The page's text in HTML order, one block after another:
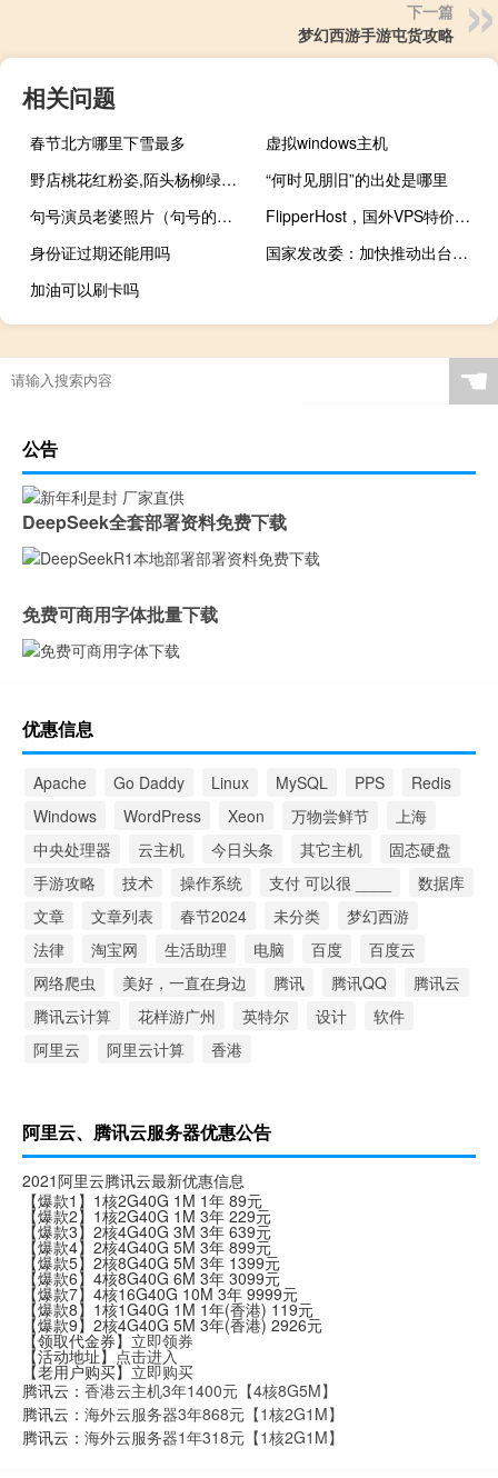
下一篇
梦幻西游手游屯货攻略
相关问题
春节北方哪里下雪最多
虚拟windows主机
野店桃花红粉姿,陌头杨柳绿烟丝的意思（野店）
“何时见朋旧”的出处是哪里
句号演员老婆照片（句号的老婆叫什么名字）
FlipperHost，国外VPS特价优惠/稳定建站VPS云服务器，美国洛杉矶/迈阿密/荷兰机房，KVM/OVZ/1Gbps带宽$29/年
身份证过期还能用吗
国家发改委：加快推动出台更大力度吸引外资的综合性政策措施
加油可以刷卡吗
☚
公告
DeepSeek全套部署资料免费下载
免费可商用字体批量下载
优惠信息
Apache Go Daddy Linux MySQL PPS
Redis
Windows
WordPress Xeon 万物尝鲜节
上海
中央处理器
云主机 今日头条 其它主机
固态硬盘
手游攻略
技术 操作系统 支付 可以很 ____
数据库
文章
文章列表 春节2024 未分类
梦幻西游
法律
淘宝网 生活助理 电脑 百度
百度云
网络爬虫
美好，一直在身边 腾讯 腾讯QQ
腾讯云
腾讯云计算
花样游广州 英特尔 设计
软件
阿里云
阿里云计算 香港
阿里云、腾讯云服务器优惠公告
2021阿里云腾讯云最新优惠信息
【爆款1】1核2G40G 1M 1年 89元
【爆款2】1核2G40G 1M 3年 229元
【爆款3】2核4G40G 3M 3年 639元
【爆款4】2核4G40G 5M 3年 899元
【爆款5】2核8G40G 5M 3年 1399元
【爆款6】4核8G40G 6M 3年 3099元
【爆款7】4核16G40G 10M 3年 9999元
【爆款8】1核1G40G 1M 1年(香港) 119元
【爆款9】2核4G40G 5M 3年(香港) 2926元
【领取代金券】 立即领券
【活动地址】 点击进入
【老用户购买】立即购买
腾讯云： 香港云主机3年1400元【4核8G5M】
腾讯云： 海外云服务器3年868元【1核2G1M】
腾讯云： 海外云服务器1年318元【1核2G1M】